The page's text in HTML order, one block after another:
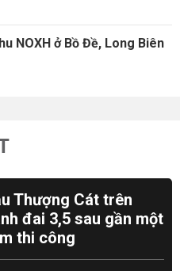
NOXH ở Bồ Đề, Long Biên
Thượng Cát trên
đai 3,5 sau gần một
thi công